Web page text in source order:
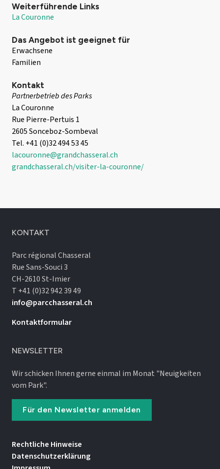
Weiterführende Links
La Couronne
Das Angebot ist geeignet für
Erwachsene
Familien
Kontakt
Partnerbetrieb des Parks
La Couronne
Rue Pierre-Pertuis 1
2605 Sonceboz-Sombeval
Tel. +41 (0)32 494 53 45
lacouronne@grandchasseral.ch
grandchasseral.ch/visiter-la-couronne/
KONTAKT
Parc régional Chasseral
Rue Sans-Souci 3
CH-2610 St-Imier
T +41 (0)32 942 39 49
info@parcchasseral.ch
Kontaktformular
NEWSLETTER
Wir schicken Ihnen gerne einmal im Monat "Neuigkeiten
vom Park".
Für den Newsletter anmelden
Rechtliche Hinweise
Datenschutz­erklärung